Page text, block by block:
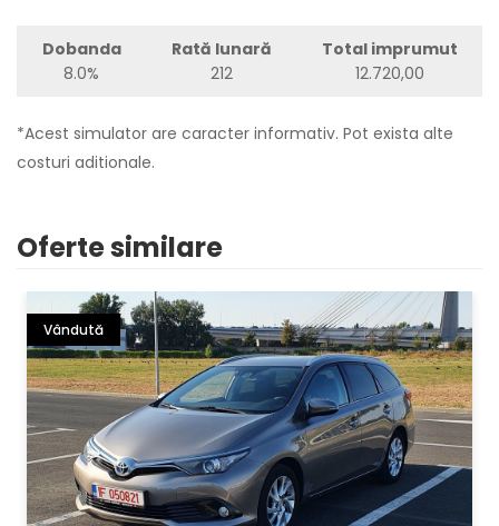
Dobanda
8.0%
Rată lunară
212
Total imprumut
12.720,00
*Acest simulator are caracter informativ. Pot exista alte
costuri aditionale.
Oferte similare
Vândută